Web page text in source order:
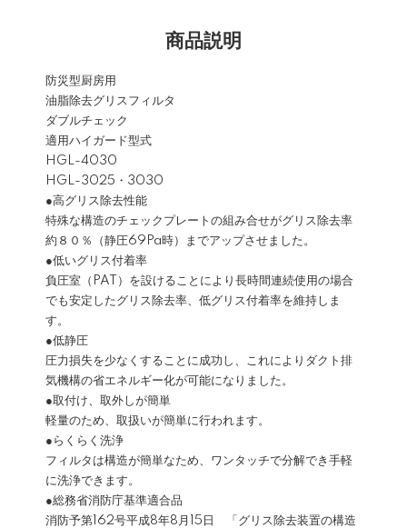
商品説明
防災型厨房用
油脂除去グリスフィルタ
ダブルチェック
適用ハイガード型式
HGL-4030
HGL-3025・3030
●高グリス除去性能
特殊な構造のチェックプレートの組み合せがグリス除去率
約８０％（静圧69Pa時）までアップさせました。
●低いグリス付着率
負圧室（PAT）を設けることにより長時間連続使用の場合
でも安定したグリス除去率、低グリス付着率を維持しま
す。
●低静圧
圧力損失を少なくすることに成功し、これによりダクト排
気機構の省エネルギー化が可能になりました。
●取付け、取外しが簡単
軽量のため、取扱いが簡単に行われます。
●らくらく洗浄
フィルタは構造が簡単なため、ワンタッチで分解でき手軽
に洗浄できます。
●総務省消防庁基準適合品
消防予第162号平成8年8月15日 「グリス除去装置の構造